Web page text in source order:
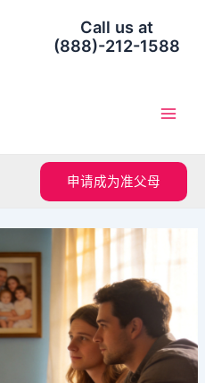
Call us at
(888)-212-1588
申请成为准父母